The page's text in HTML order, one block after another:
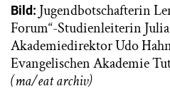
Bild: Jugendbotschafterin
Forum“-Studienleiterin
Akademiedirektor Udo
Evangelischen Akademie
(ma/eat archiv)